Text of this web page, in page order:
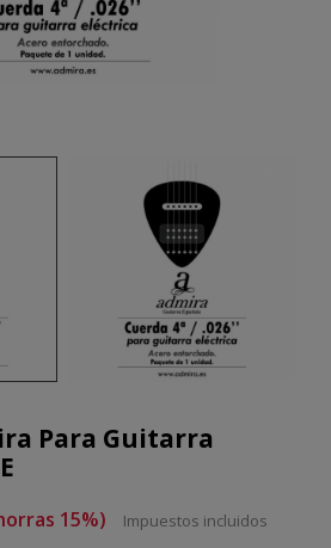
Para Guitarra
15% Impuestos incluidos